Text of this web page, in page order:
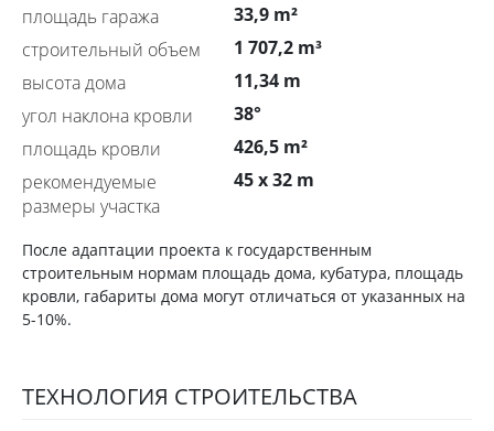
площадь гаража
33,9 m²
строительный объем
1 707,2 m³
высота дома
11,34 m
угол наклона кровли
38°
площадь кровли
426,5 m²
рекомендуемые
размеры участка
45 x 32 m
После адаптации проекта к государственным
строительным нормам площадь дома, кубатура, площадь
кровли, габариты дома могут отличаться от указанных на
5-10%.
ТЕХНОЛОГИЯ СТРОИТЕЛЬСТВА